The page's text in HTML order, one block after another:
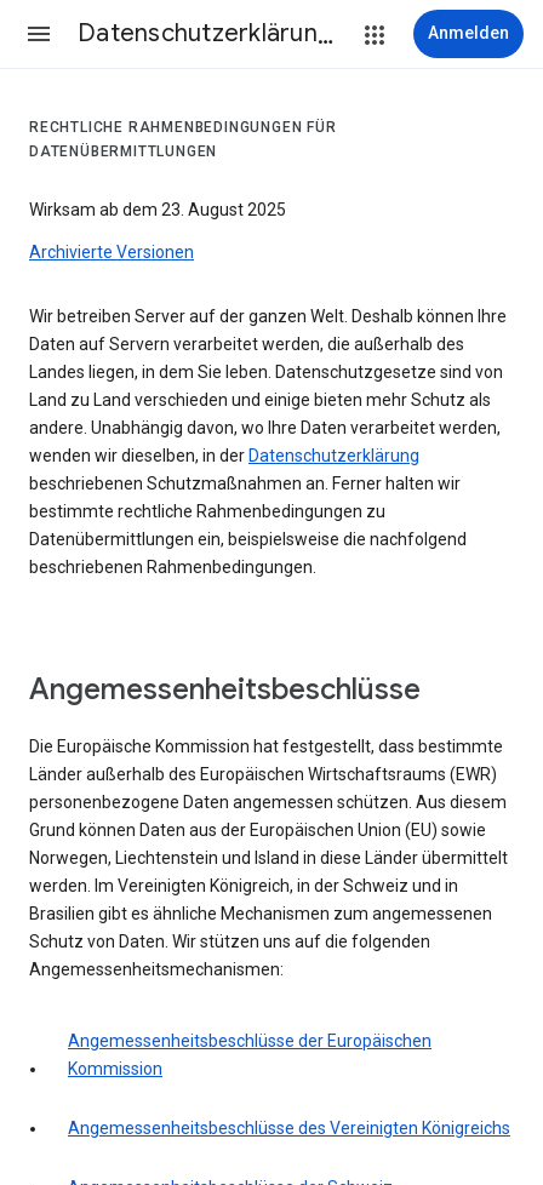
Datenschutzerklärung & Nutzungsbedingungen Anmelden
RECHTLICHE RAHMENBEDINGUNGEN FÜR
DATENÜBERMITTLUNGEN
Wirksam ab dem 23. August 2025
Archivierte Versionen
Wir betreiben Server auf der ganzen Welt. Deshalb können Ihre
Daten auf Servern verarbeitet werden, die außerhalb des
Landes liegen, in dem Sie leben. Datenschutzgesetze sind von
Land zu Land verschieden und einige bieten mehr Schutz als
andere. Unabhängig davon, wo Ihre Daten verarbeitet werden,
wenden wir dieselben, in der Datenschutzerklärung
beschriebenen Schutzmaßnahmen an. Ferner halten wir
bestimmte rechtliche Rahmenbedingungen zu
Datenübermittlungen ein, beispielsweise die nachfolgend
beschriebenen Rahmenbedingungen.
Angemessenheitsbeschlüsse
Die Europäische Kommission hat festgestellt, dass bestimmte
Länder außerhalb des Europäischen Wirtschaftsraums (EWR)
personenbezogene Daten angemessen schützen. Aus diesem
Grund können Daten aus der Europäischen Union (EU) sowie
Norwegen, Liechtenstein und Island in diese Länder übermittelt
werden. Im Vereinigten Königreich, in der Schweiz und in
Brasilien gibt es ähnliche Mechanismen zum angemessenen
Schutz von Daten. Wir stützen uns auf die folgenden
Angemessenheitsmechanismen:
Angemessenheitsbeschlüsse der Europäischen
Kommission
Angemessenheitsbeschlüsse des Vereinigten Königreichs